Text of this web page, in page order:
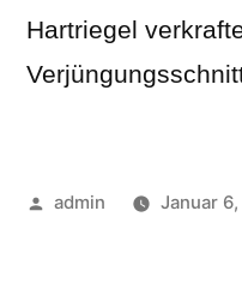
Hartriegel
Veröffentlicht
admin Januar 6,